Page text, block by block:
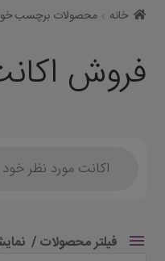
خانه محصولات برچسب
فروش
search
فیلتر محصولات